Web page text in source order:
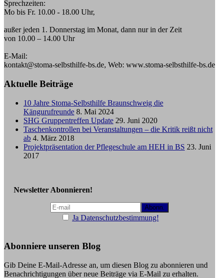
Sprechzeiten:
Mo bis Fr. 10.00 - 18.00 Uhr,
außer jeden 1. Donnerstag im Monat, dann nur in der Zeit
von 10.00 – 14.00 Uhr
E-Mail:
kontakt@stoma-selbsthilfe-bs.de, Web: www.stoma-selbsthilfe-bs.de
Aktuelle Beiträge
10 Jahre Stoma-Selbsthilfe Braunschweig die
Kängurufreunde 8. Mai 2024
SHG Gruppentreffen Update 29. Juni 2020
Taschenkontrollen bei Veranstaltungen – die Kritik reißt nicht
ab 4. März 2018
Projektpräsentation der Pflegeschule am HEH in BS 23. Juni
2017
Newsletter Abonnieren!
Ja Datenschutzbestimmung!
Abonniere unseren Blog
Gib Deine E-Mail-Adresse an, um diesen Blog zu abonnieren und
Benachrichtigungen über neue Beiträge via E-Mail zu erhalten.